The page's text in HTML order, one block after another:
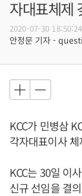
자대표체제
2020-07-30 18:50:24
안정문 기자 -
KCC가 민병삼
각자대표이사
KCC는 30일 이
신규 선임을 결